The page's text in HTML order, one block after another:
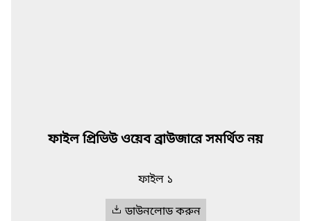
ফাইল প্রিভিউ ওয়েব ব্রাউজারে সমর্থিত নয়
ফাইল ১
ডাউনলোড করুন